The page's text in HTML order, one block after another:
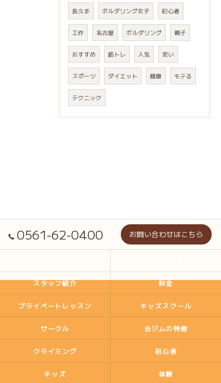
長久手 ボルダリング女子 初心者
工作 名古屋 ボルダリング 親子
おすすめ 筋トレ 人気 安い
スポーツ ダイエット 健康 モテる
テクニック
0561-62-0400 お問い合わせはこちら
スタッフ紹介 料金
プライベートレッスン キッズスクール
サークル 当ジムの特徴
クライミング 初心者
キッズ 体験